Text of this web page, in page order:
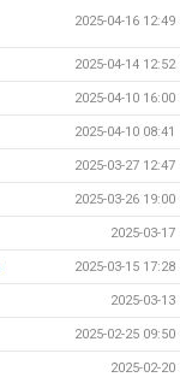
2025-04-16 12:49
2025-04-14 12:52
2025-04-10 16:00
2025-04-10 08:41
2025-03-27 12:47
2025-03-26 19:00
2025-03-17
2025-03-15 17:28
2025-03-13
2025-02-25 09:50
2025-02-20